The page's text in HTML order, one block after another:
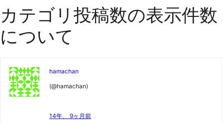
ツ
へ
ス
対
象:
ー
ラ
カテゴリ投稿数の表示件数
について
hamachan
(@hamachan)
14年、 9ヶ月前